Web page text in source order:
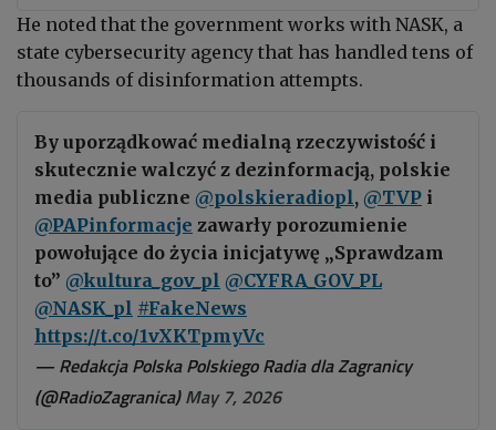
He noted that the government works with NASK, a
state cybersecurity agency that has handled tens of
thousands of disinformation attempts.
By uporządkować medialną rzeczywistość i
skutecznie walczyć z dezinformacją, polskie
media publiczne @polskieradiopl, @TVP i
@PAPinformacje zawarły porozumienie
powołujące do życia inicjatywę „Sprawdzam
to” @kultura_gov_pl @CYFRA_GOV_PL
@NASK_pl #FakeNews
https://t.co/1vXKTpmyVc
— Redakcja Polska Polskiego Radia dla Zagranicy
(@RadioZagranica)May 7, 2026